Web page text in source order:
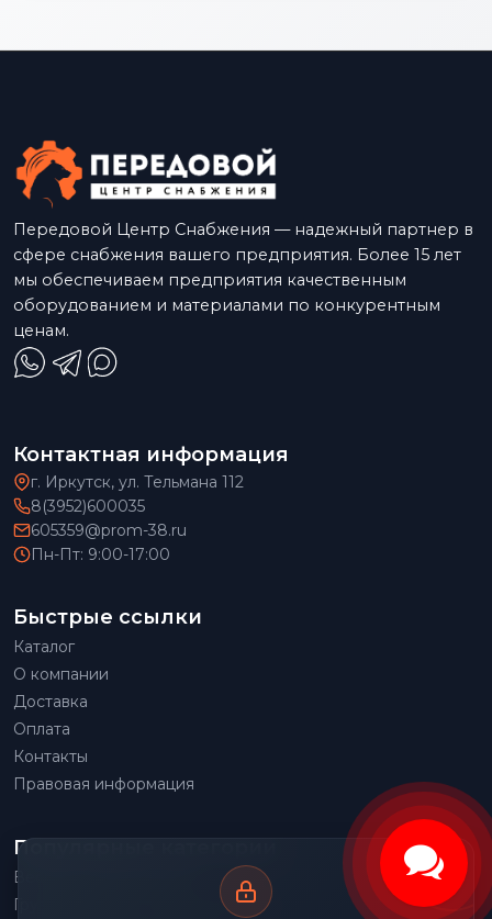
Передовой Центр Снабжения — надежный партнер в
сфере снабжения вашего предприятия. Более 15 лет
мы обеспечиваем предприятия качественным
оборудованием и материалами по конкурентным
ценам.
Контактная информация
г. Иркутск, ул. Тельмана 112
8(3952)600035
605359@prom-38.ru
Пн-Пт: 9:00-17:00
Быстрые ссылки
Каталог
О компании
Доставка
Оплата
Контакты
Правовая информация
Популярные категории
Весовое оборудование
Грузоподъемное оборудование